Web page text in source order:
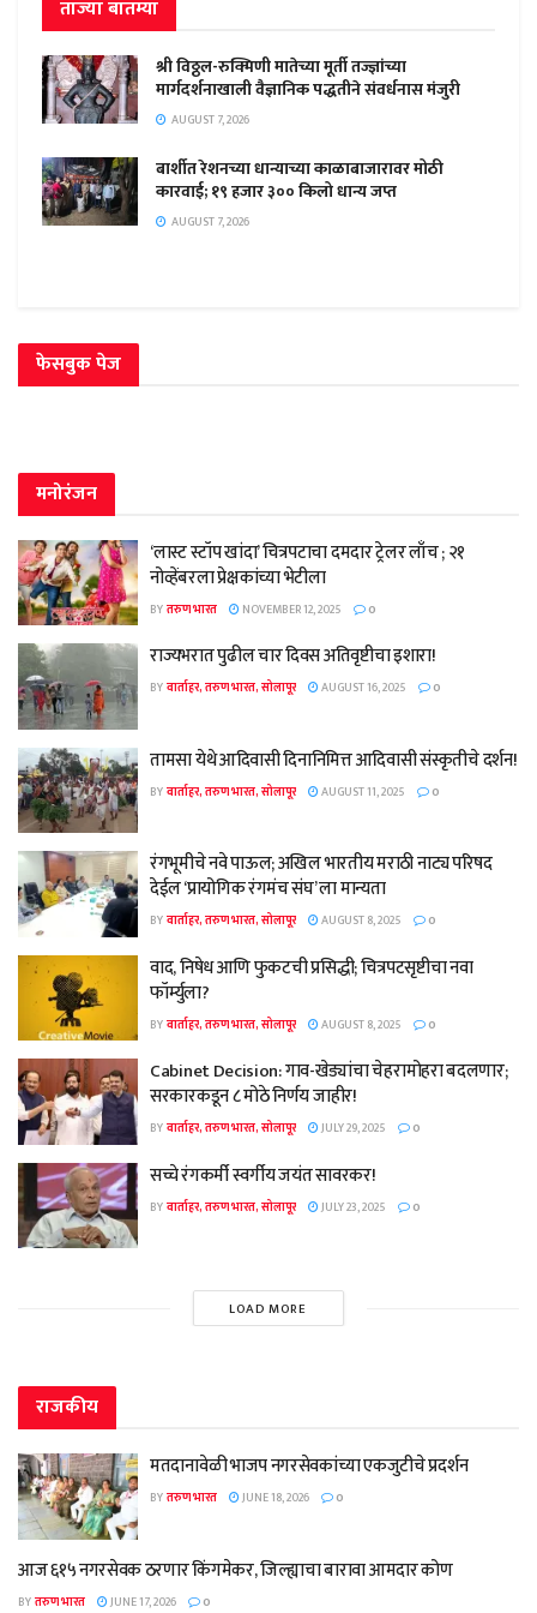
ताज्या बातम्या
श्री विठ्ठल-रुक्मिणी मातेच्या मूर्ती तज्ज्ञांच्या
मार्गदर्शनाखाली वैज्ञानिक पद्धतीने संवर्धनास मंजुरी
AUGUST 7, 2026
बार्शीत रेशनच्या धान्याच्या काळाबाजारावर मोठी
कारवाई; १९ हजार ३०० किलो धान्य जप्त
AUGUST 7, 2026
फेसबुक पेज
मनोरंजन
‘लास्ट स्टॉप खांदा’ चित्रपटाचा दमदार ट्रेलर लाँच ; २१
नोव्हेंबरला प्रेक्षकांच्या भेटीला
BYतरुण भारत NOVEMBER 12, 2025 0
राज्यभरात पुढील चार दिवस अतिवृष्टीचा इशारा!
BYवार्ताहर, तरुण भारत, सोलापूर AUGUST 16, 2025 0
तामसा येथे आदिवासी दिनानिमित्त आदिवासी संस्कृतीचे दर्शन!
BYवार्ताहर, तरुण भारत, सोलापूर AUGUST 11, 2025 0
रंगभूमीचे नवे पाऊल; अखिल भारतीय मराठी नाट्य परिषद
देईल ‘प्रायोगिक रंगमंच संघ’ ला मान्यता
BYवार्ताहर, तरुण भारत, सोलापूर AUGUST 8, 2025 0
वाद, निषेध आणि फुकटची प्रसिद्धी; चित्रपटसृष्टीचा नवा
फॉर्म्युला?
BYवार्ताहर, तरुण भारत, सोलापूर AUGUST 8, 2025 0
Cabinet Decision: गाव-खेड्यांचा चेहरामोहरा बदलणार;
सरकारकडून ८ मोठे निर्णय जाहीर!
BYवार्ताहर, तरुण भारत, सोलापूर JULY 29, 2025 0
सच्चे रंगकर्मी स्वर्गीय जयंत सावरकर!
BYवार्ताहर, तरुण भारत, सोलापूर JULY 23, 2025 0
LOAD MORE
राजकीय
मतदानावेळी भाजप नगरसेवकांच्या एकजुटीचे प्रदर्शन
BYतरुण भारत JUNE 18, 2026 0
आज ६१५ नगरसेवक ठरणार किंगमेकर, जिल्ह्याचा बारावा आमदार कोण
BYतरुण भारत JUNE 17, 2026 0